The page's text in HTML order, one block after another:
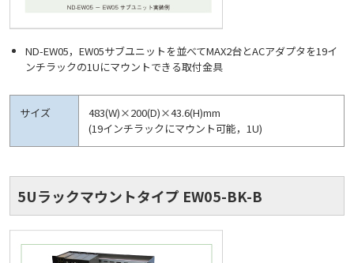
ND-EW05，EW05サブユニットを並べてMAX2台とACアダプタを19イ
ンチラックの1Uにマウントできる取付金具
サイズ
483(W)×200(D)×43.6(H)mm
(19インチラックにマウント可能，1U)
5Uラックマウントタイプ EW05-BK-B